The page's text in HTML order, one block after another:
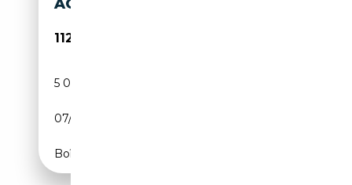
AGA/HEADUP
112 970€
5 000 km
07/2026
Boîte automatique